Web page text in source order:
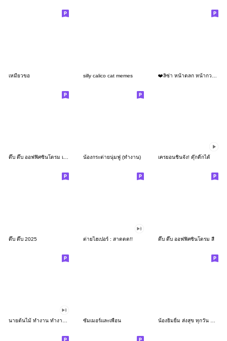
เหมียวขอ silly calico cat memes
ดึ๊บ ดึ๊บ ออฟฟิศซินโดรม เก้า น้องกระต่ายนุ่มฟู (ทำงาน) เครยอนชินจัง! ดุ๊กดิ๊กได้
ดึ๊บ ดึ๊บ 2025 ต่ายไฮเปอร์ : สาดดด!! ดึ๊บ ดึ๊บ ออฟฟิศซินโดรม สี่
ซัมเมอร์และเพื่อน